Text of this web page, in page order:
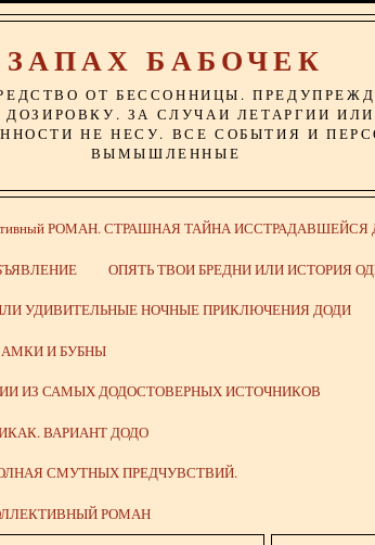
ЗАПАХ БАБОЧЕК
ОТ БЕССОННИЦЫ.
ЗА СЛУЧАИ ЛЕТАРГИИ
НЕ НЕСУ. ВСЕ СОБЫТИЯ И
ВЫМЫШЛЕННЫЕ
РОМАН. СТРАШНАЯ ТАЙНА
ОПЯТЬ ТВОИ БРЕДНИ ИЛИ ИСТОРИЯ
УДИВИТЕЛЬНЫЕ НОЧНЫЕ ПРИКЛЮЧЕНИЯ ДОДИ
И БУБНЫ
ИЗ САМЫХ ДОДОСТОВЕРНЫХ ИСТОЧНИКОВ
ВАРИАНТ ДОДО
СМУТНЫХ ПРЕДЧУВСТВИЙ.
РОМАН